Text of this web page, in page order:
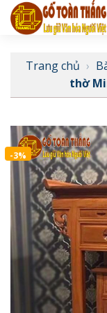
Bỏ
qua
Trang chủ ›
thờ
-3%